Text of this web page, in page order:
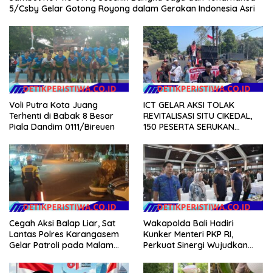
5/Csby Gelar Gotong Royong dalam Gerakan Indonesia Asri
Voli Putra Kota Juang
Terhenti di Babak 8 Besar
Piala Dandim 0111/Bireuen
ICT GELAR AKSI TOLAK
REVITALISASI SITU CIKEDAL,
150 PESERTA SERUKAN
Cegah Aksi Balap Liar, Sat
Lantas Polres Karangasem
Gelar Patroli pada Malam
Wakapolda Bali Hadiri
Kunker Menteri PKP RI,
Perkuat Sinergi Wujudkan
Masyarakat